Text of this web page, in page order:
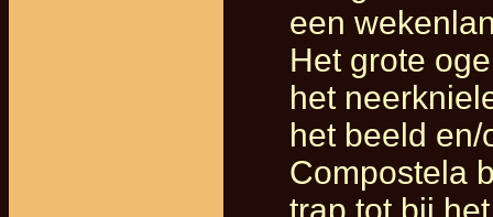
een
Het grote
het
het beeld
Compostela